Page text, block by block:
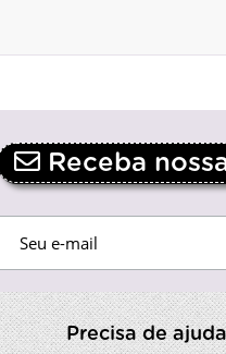
Receba
Precisa de